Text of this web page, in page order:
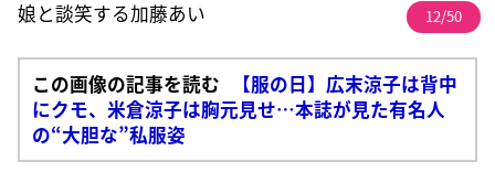
娘と談笑する加藤あい 12/50
この画像の記事を読む
【服の日】広末涼子は背中
にクモ、米倉涼子は胸元見せ…本誌が見た有名人
の“大胆な”私服姿